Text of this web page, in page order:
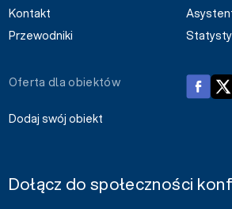
Kontakt
Przewodniki
Oferta dla obiektów
Dodaj swój obiekt
Dołącz do społeczności